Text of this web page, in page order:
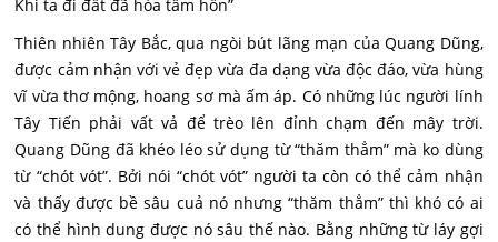
Khi ta đi đất đã hóa tâm hồn”
Thiên nhiên Tây Bắc, qua ngòi bút lãng mạn của Quang Dũng,
được cảm nhận với vẻ đẹp vừa đa dạng vừa độc đáo, vừa hùng
vĩ vừa thơ mộng, hoang sơ mà ấm áp. Có những lúc người lính
Tây Tiến phải vất vả để trèo lên đỉnh chạm đến mây trời.
Quang Dũng đã khéo léo sử dụng từ “thăm thẳm” mà ko dùng
từ “chót vót”. Bởi nói “chót vót” người ta còn có thể cảm nhận
và thấy được bề sâu cuả nó nhưng “thăm thẳm” thì khó có ai
có thể hình dung được nó sâu thế nào. Bằng những từ láy gợi